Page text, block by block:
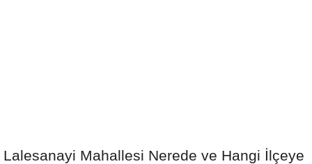
Lalesanayi Mahallesi Nerede ve Hangi İlçeye